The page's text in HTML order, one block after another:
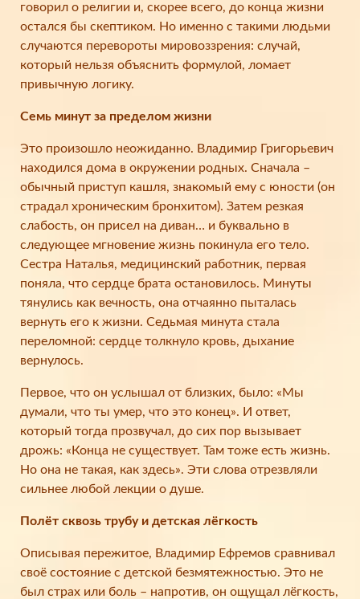
говорил о религии и, скорее всего, до конца жизни
остался бы скептиком. Но именно с такими людьми
случаются перевороты мировоззрения: случай,
который нельзя объяснить формулой, ломает
привычную логику.
Семь минут за пределом жизни
Это произошло неожиданно. Владимир Григорьевич
находился дома в окружении родных. Сначала –
обычный приступ кашля, знакомый ему с юности (он
страдал хроническим бронхитом). Затем резкая
слабость, он присел на диван… и буквально в
следующее мгновение жизнь покинула его тело.
Сестра Наталья, медицинский работник, первая
поняла, что сердце брата остановилось. Минуты
тянулись как вечность, она отчаянно пыталась
вернуть его к жизни. Седьмая минута стала
переломной: сердце толкнуло кровь, дыхание
вернулось.
Первое, что он услышал от близких, было: «Мы
думали, что ты умер, что это конец». И ответ,
который тогда прозвучал, до сих пор вызывает
дрожь: «Конца не существует. Там тоже есть жизнь.
Но она не такая, как здесь». Эти слова отрезвляли
сильнее любой лекции о душе.
Полёт сквозь трубу и детская лёгкость
Описывая пережитое, Владимир Ефремов сравнивал
своё состояние с детской безмятежностью. Это не
был страх или боль – напротив, он ощущал лёгкость,